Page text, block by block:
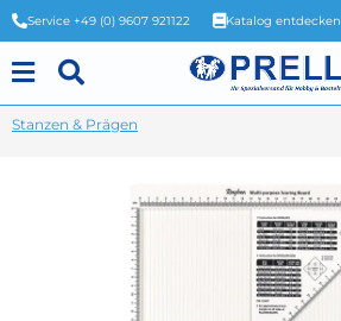
Service +49 (0) 9607 921122 Katalog entdecken
Stanzen & Prägen